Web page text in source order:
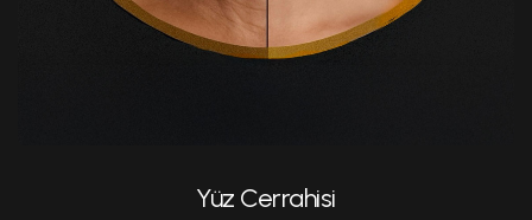
Gıdı Liposuction
Yüz Cerrahisi